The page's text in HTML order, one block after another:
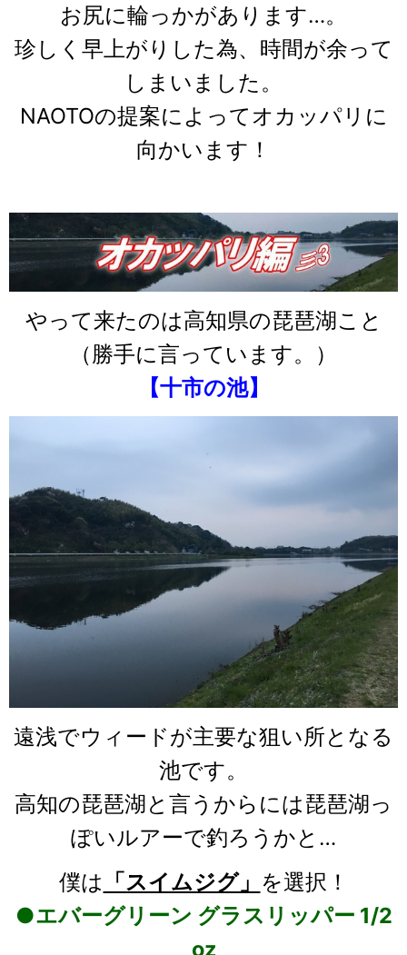
お尻に輪っかがあります…。
珍しく早上がりした為、時間が余って
しまいました。
NAOTOの提案によってオカッパリに
向かいます！
やって来たのは高知県の琵琶湖こと
（勝手に言っています。）
【十市の池】
遠浅でウィードが主要な狙い所となる
池です。
高知の琵琶湖と言うからには琵琶湖っ
ぽいルアーで釣ろうかと…
僕は 「スイムジグ」 を選択！
●エバーグリーン グラスリッパー 1/2
oz